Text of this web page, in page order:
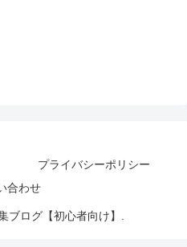
プライバシーポリシー
合わせ
ログ【初心者向け】.